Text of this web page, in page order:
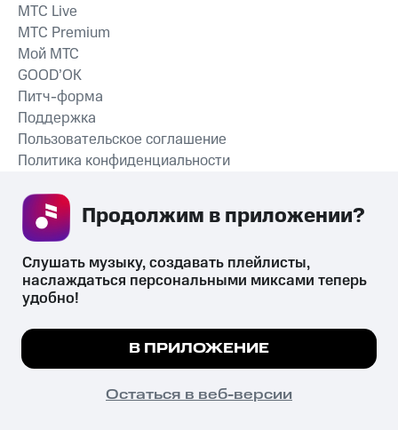
СКАЧАТЬ ПРИЛОЖЕНИЕ
MTС Live
MTС Premium
Мой МТС
GOOD’OK
Питч-форма
Поддержка
Пользовательское соглашение
Политика конфиденциальности
психотропных веществ, их аналогов причиняет вред здоровью,
их незаконный оборот запрещён и влечёт установленную
законодательством ответственность.
© 2026 ООО «КИОН».
Все права защищены
Мы используем куки, чтобы на сайте все
Подробнее
ПОНЯТНО
Слушать музыку, создавать плейлисты,
наслаждаться персональными миксами теперь
удобно!
В ПРИЛОЖЕНИЕ
Остаться в веб-версии